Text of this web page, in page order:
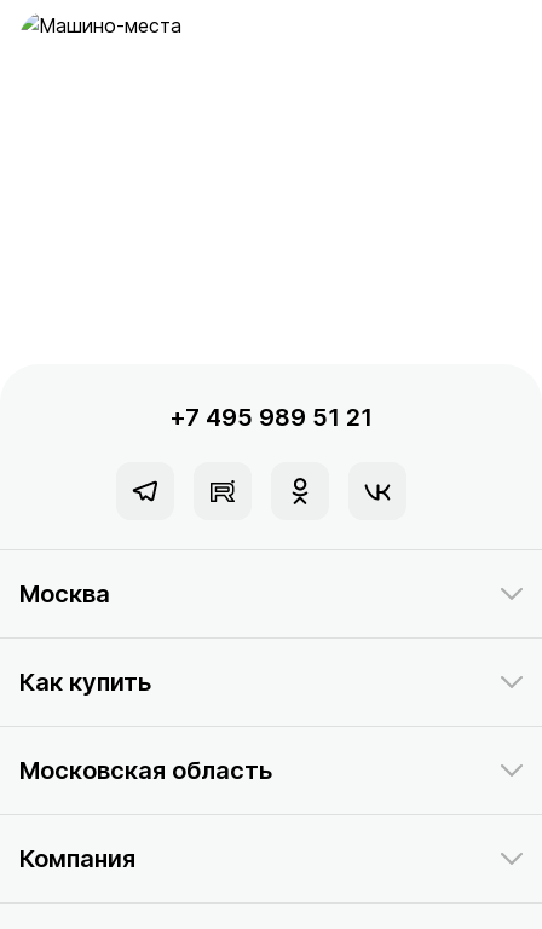
+7 495 989 51 21
Москва
Как купить
Московская область
Компания